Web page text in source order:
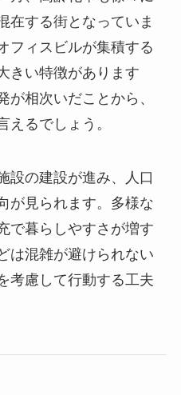
在する街となっていま
フィスビルが集積する
きい特徴があります
が相次いだことから、
えるでしょう。
設の建設が進み、人口
が見られます。多様な
で暮らしやすさが増す
は混雑が避けられない
考慮して行動する工夫